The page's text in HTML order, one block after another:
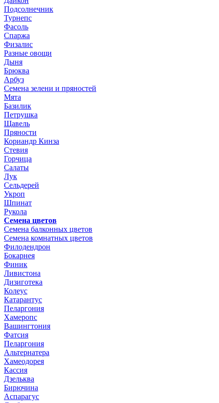
Подсолнечник
Турнепс
Фасоль
Спаржа
Физалис
Разные овощи
Дыня
Брюква
Арбуз
Семена зелени и пряностей
Мята
Базилик
Петрушка
Щавель
Пряности
Кориандр Кинза
Стевия
Горчица
Салаты
Лук
Сельдерей
Укроп
Шпинат
Рукола
Семена цветов
Семена балконных цветов
Семена комнатных цветов
Филодендрон
Бокарнея
Финик
Ливистона
Дизиготека
Колеус
Катарантус
Пеларгония
Хамеропс
Вашингтония
Фатсия
Пеларгония
Альтернатера
Хамеодорея
Кассия
Дзельква
Бирючина
Аспарагус